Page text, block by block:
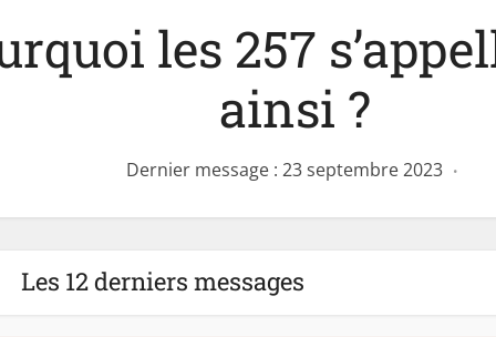
les 257
ainsi ?
Dernier message : 23 septembre 2023
Les 12 derniers messages